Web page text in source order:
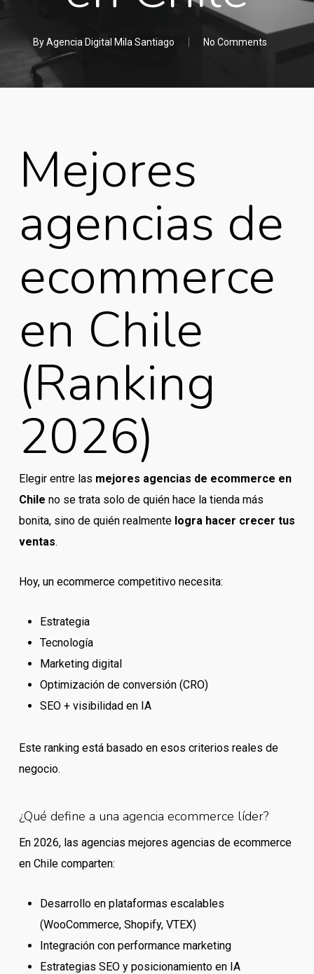
ByAgencia Digital Mila Santiago No Comments
Mejores
agencias de
ecommerce
en Chile
(Ranking
2026)
Elegir entre las mejores agencias de ecommerce en
Chile no se trata solo de quién hace la tienda más
bonita, sino de quién realmente logra hacer crecer tus
ventas.
Hoy, un ecommerce competitivo necesita:
Estrategia
Tecnología
Marketing digital
Optimización de conversión (CRO)
SEO + visibilidad en IA
Este ranking está basado en esos criterios reales de
negocio.
¿Qué define a una agencia ecommerce líder?
En 2026, las agencias mejores agencias de ecommerce
en Chile comparten:
Desarrollo en plataformas escalables
(WooCommerce, Shopify, VTEX)
Integración con performance marketing
Estrategias SEO y posicionamiento en IA